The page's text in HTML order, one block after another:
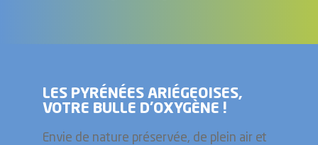
LES PYRÉNÉES ARIÉGEOISES,
VOTRE BULLE D’OXYGÈNE !
Envie de nature préservée, de plein air et